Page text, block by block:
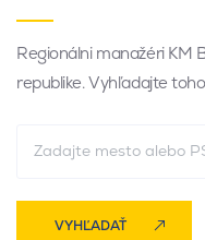
Regionálni manažéri KM
republike. Vyhľadajte
VYHĽADAŤ